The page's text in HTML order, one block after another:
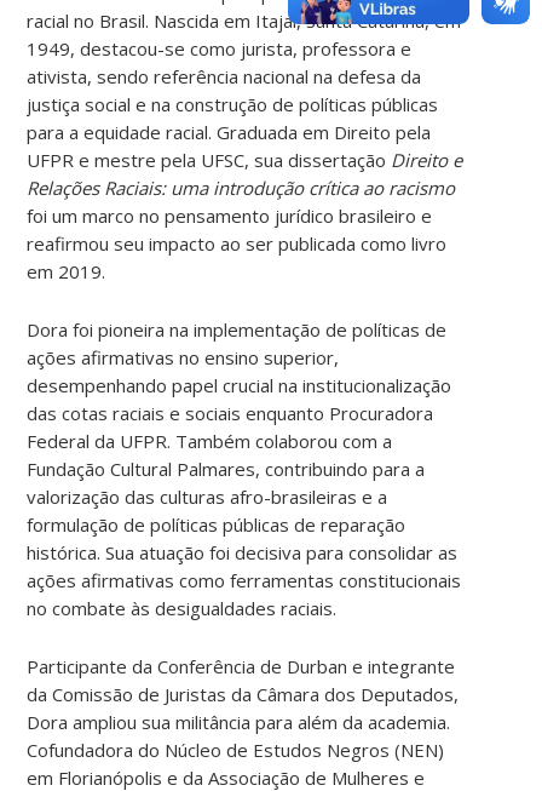
racial no Brasil. Nascida em Itajaí, Santa Catarina, em
1949, destacou-se como jurista, professora e
ativista, sendo referência nacional na defesa da
justiça social e na construção de políticas públicas
para a equidade racial. Graduada em Direito pela
UFPR e mestre pela UFSC, sua dissertação Direito e
Relações Raciais: uma introdução crítica ao racismo
foi um marco no pensamento jurídico brasileiro e
reafirmou seu impacto ao ser publicada como livro
em 2019.
Dora foi pioneira na implementação de políticas de
ações afirmativas no ensino superior,
desempenhando papel crucial na institucionalização
das cotas raciais e sociais enquanto Procuradora
Federal da UFPR. Também colaborou com a
Fundação Cultural Palmares, contribuindo para a
valorização das culturas afro-brasileiras e a
formulação de políticas públicas de reparação
histórica. Sua atuação foi decisiva para consolidar as
ações afirmativas como ferramentas constitucionais
no combate às desigualdades raciais.
Participante da Conferência de Durban e integrante
da Comissão de Juristas da Câmara dos Deputados,
Dora ampliou sua militância para além da academia.
Cofundadora do Núcleo de Estudos Negros (NEN)
em Florianópolis e da Associação de Mulheres e